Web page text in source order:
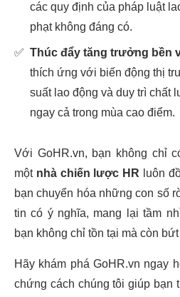
các quy định của pháp luật
phạt không đáng có.
✅ Thúc đẩy tăng trưởng bền
thích ứng với biến động thị
suất lao động và duy trì chất
ngay cả trong mùa cao điểm.
Với GoHR.vn, bạn không chỉ
một nhà chiến lược HR luôn
bạn chuyển hóa những con số
tin có ý nghĩa, mang lại tầm
bạn không chỉ tồn tại mà còn
Hãy khám phá GoHR.vn ngay
chứng cách chúng tôi giúp bạn